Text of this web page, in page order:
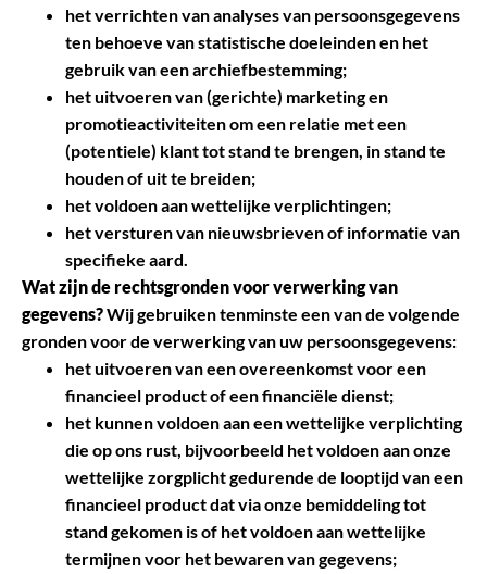
het verrichten van analyses van persoonsgegevens
ten behoeve van statistische doeleinden en het
gebruik van een archiefbestemming;
het uitvoeren van (gerichte) marketing­ en
promotieactiviteiten om een relatie met een
(potentiele) klant tot stand te brengen, in stand te
houden of uit te breiden;
het voldoen aan wettelijke verplichtingen;
het versturen van nieuwsbrieven of informatie van
specifieke aard.
Wat zijn de rechtsgronden voor verwerking van
gegevens?Wij gebruiken tenminste een van de volgende
gronden voor de verwerking van uw persoonsgegevens:
het uitvoeren van een overeenkomst voor een
financieel product of een financiële dienst;
het kunnen voldoen aan een wettelijke verplichting
die op ons rust, bijvoorbeeld het voldoen aan onze
wettelijke zorgplicht gedurende de looptijd van een
financieel product dat via onze bemiddeling tot
stand gekomen is of het voldoen aan wettelijke
termijnen voor het bewaren van gegevens;